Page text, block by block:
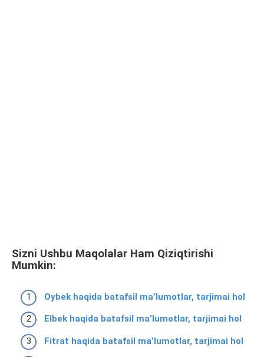
Sizni Ushbu Maqolalar Ham Qiziqtirishi
Mumkin:
Oybek haqida batafsil ma’lumotlar, tarjimai hol
Elbek haqida batafsil ma’lumotlar, tarjimai hol
Fitrat haqida batafsil ma’lumotlar, tarjimai hol